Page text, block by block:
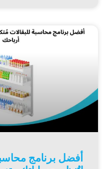
أفضل برنامج